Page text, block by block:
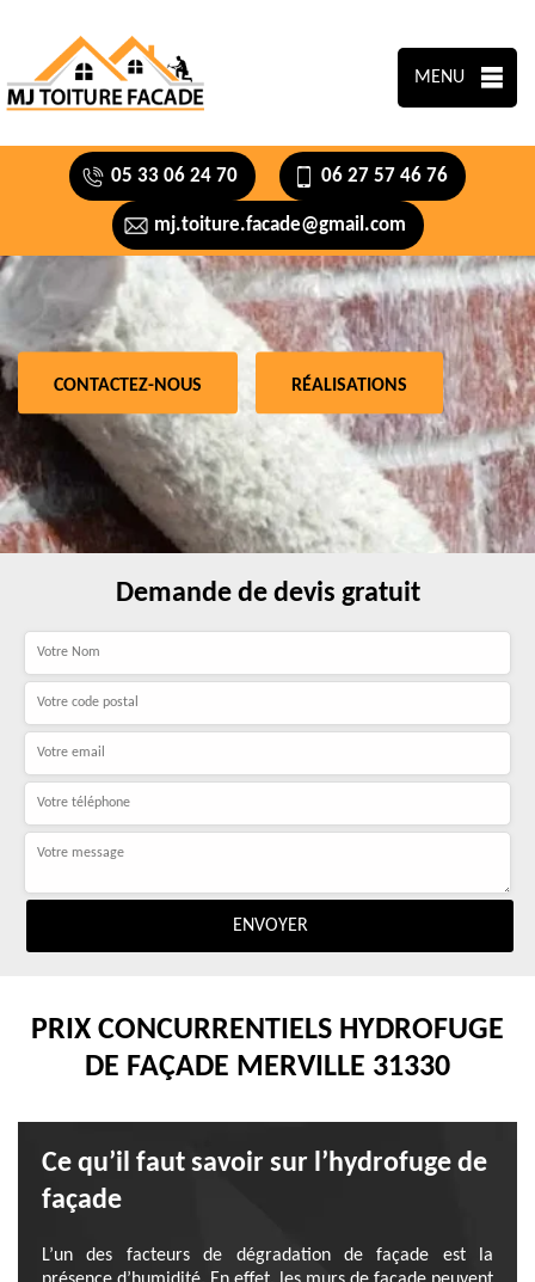
MENU
05 33 06 24 70 06 27 57 46 76
mj.toiture.facade@gmail.com
CONTACTEZ-NOUS RÉALISATIONS
Demande de devis gratuit
PRIX CONCURRENTIELS HYDROFUGE
DE FAÇADE MERVILLE 31330
Ce qu’il faut savoir sur l’hydrofuge de
façade
L’un des facteurs de dégradation de façade est la